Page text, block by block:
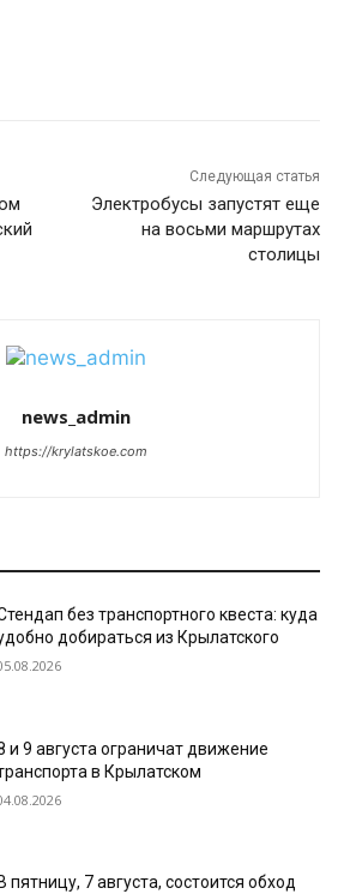
Следующая статья
Электробусы запустят еще
на восьми маршрутах
столицы
news_admin
https://krylatskoe.com
без транспортного квеста: куда
добираться из Крылатского
и 9 августа ограничат движение
в Крылатском
В пятницу, 7 августа, состоится обход